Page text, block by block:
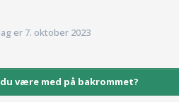
er 7. oktober 2023
være med på bakrommet?